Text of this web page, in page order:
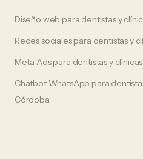
Diseño web para dentistas y
Redes socialespara dentistas y
Meta Adspara dentistas y
Chatbot WhatsApp para
Córdoba